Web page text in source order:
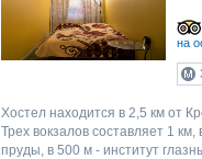
на
Хостел находится в 2,5 км от
Трех вокзалов составляет 1
пруды, в 500 м - институт